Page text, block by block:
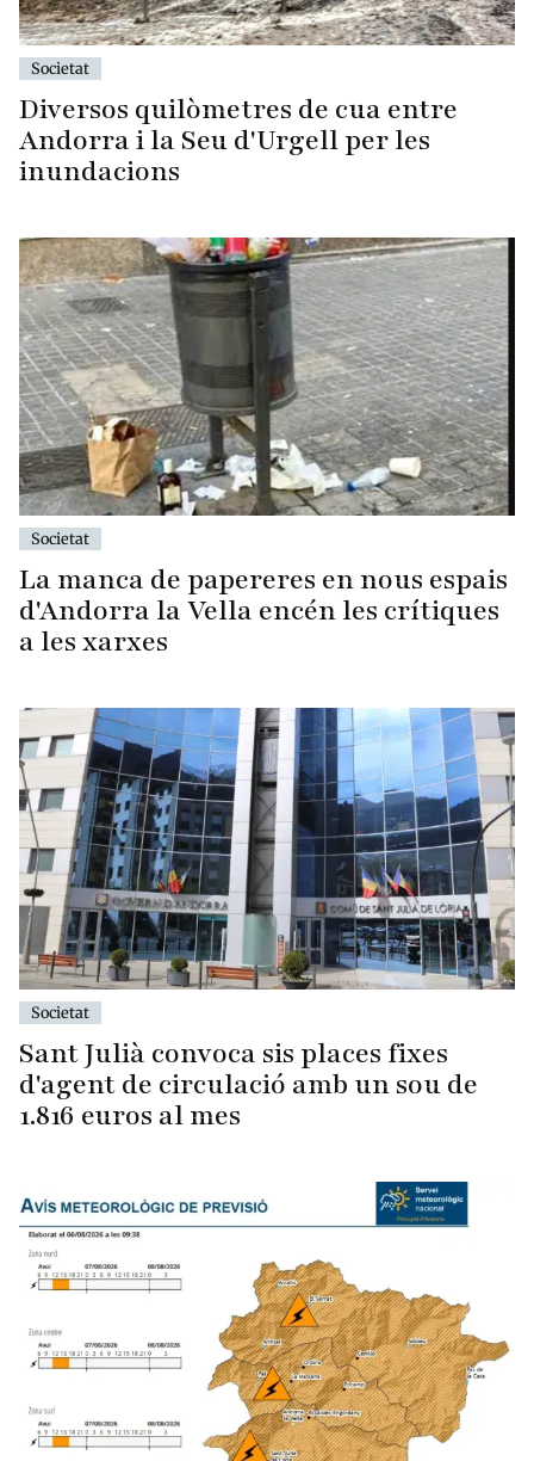
Societat
Diversos quilòmetres de cua entre
Andorra i la Seu d'Urgell per les
inundacions
Societat
La manca de papereres en nous espais
d'Andorra la Vella encén les crítiques
a les xarxes
Societat
Sant Julià convoca sis places fixes
d'agent de circulació amb un sou de
1.816 euros al mes